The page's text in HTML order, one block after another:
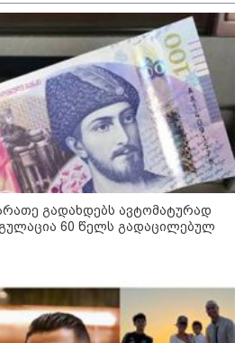
15 წლით უფროს
კაბაევას
როგორ
ის პლასტიკურ
14:20 / 08-08-2026
"ქალაქი დავთმე, მაგრამ
ქალურობა - არა. ვერ იჯერებენ
გადავიდა და ფერმერი გახდა
09:36 / 08-08-2026
გადახდებს ავტომატურად
60 წელს გადაცილებულ